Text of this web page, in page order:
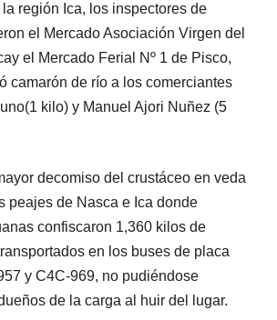
región Ica, los inspectores de
el Mercado Asociación Virgen del
el Mercado Ferial Nº 1 de Pisco,
camarón de río a los comerciantes
kilo) y Manuel Ajori Nuñez (5
decomiso del crustáceo en veda
peajes de Nasca e Ica donde
confiscaron 1,360 kilos de
en los buses de placa
y C4C-969, no pudiéndose
de la carga al huir del lugar.